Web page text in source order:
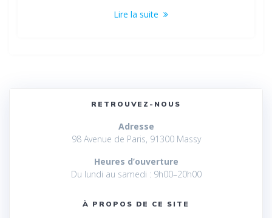
Lire la suite
RETROUVEZ-NOUS
Adresse
98 Avenue de Paris, 91300 Massy
Heures d’ouverture
Du lundi au samedi : 9h00–20h00
À PROPOS DE CE SITE